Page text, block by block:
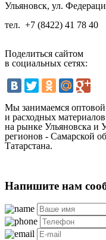
Ульяновск, ул.
тел. +7 (8422) 41 78 40
Поделиться сайтом
в социальных сетях:
Мы занимаемся
и расходных
на рынке Ульяновска и
регионов - Самарской
Татарстана.
Напишите нам